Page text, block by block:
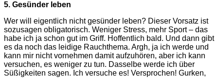
5. Gesünder leben
Wer will eigentlich nicht gesünder leben? Dieser Vorsatz ist
sozusagen obligatorisch. Weniger Stress, mehr Sport – das
habe ich ja schon gut im Griff. Hoffentlich bald. Und dann gibt
es da noch das leidige Rauchthema. Argh, ja ich werde und
kann mir nicht vornehmen damit aufzuhören, aber ich kann
versuchen, es weniger zu tun. Dasselbe werde ich über
Süßigkeiten sagen. Ich versuche es! Versprochen! Gurken,